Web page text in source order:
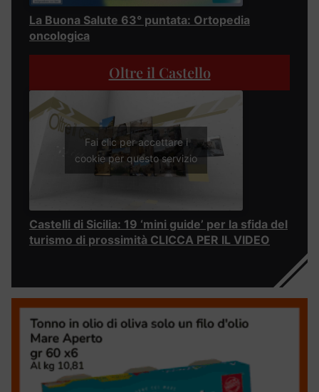
La Buona Salute 63° puntata: Ortopedia
oncologica
Oltre il Castello
Fai clic per accettare i
cookie per questo servizio
Castelli di Sicilia: 19 ‘mini guide’ per la sfida del
turismo di prossimità CLICCA PER IL VIDEO